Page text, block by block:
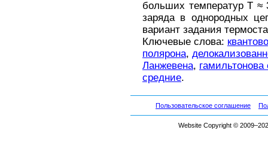
больших температур T ≈
заряда в однородных
вариант задания
Ключевые слова:
полярона,
Ланжевена,
средние.
Пользовательское соглашение
Website Copyright ©